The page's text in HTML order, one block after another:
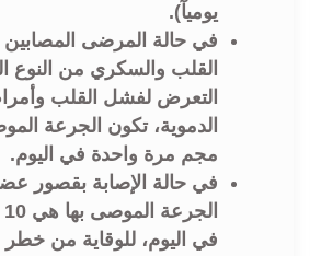
يوميآ).
في حالة المرضى
القلب والسكري من النوع
التعرض لفشل القلب
مجم مرة واحدة في اليوم.
في حالة الإصابة بقصور
في اليوم، للوقاية من